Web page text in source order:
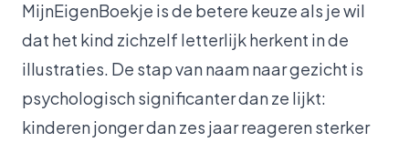
MijnEigenBoekje is de betere keuze als je wil
dat het kind zichzelf letterlijk herkent in de
illustraties. De stap van naam naar gezicht is
psychologisch significanter dan ze lijkt:
kinderen jonger dan zes jaar reageren sterker